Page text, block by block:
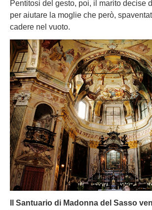
Pentitosi del gesto, poi, il marito decise
per aiutare la moglie che però,
cadere nel vuoto.
Il Santuario di Madonna del Sasso